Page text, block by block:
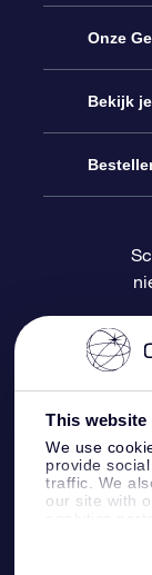
This website
We use
provide
traffic. We
our site with
information
Service
Contact
Blog
OSR
Onze
Online
OSR
OSR
Bekijk
One
OSR
Fly me